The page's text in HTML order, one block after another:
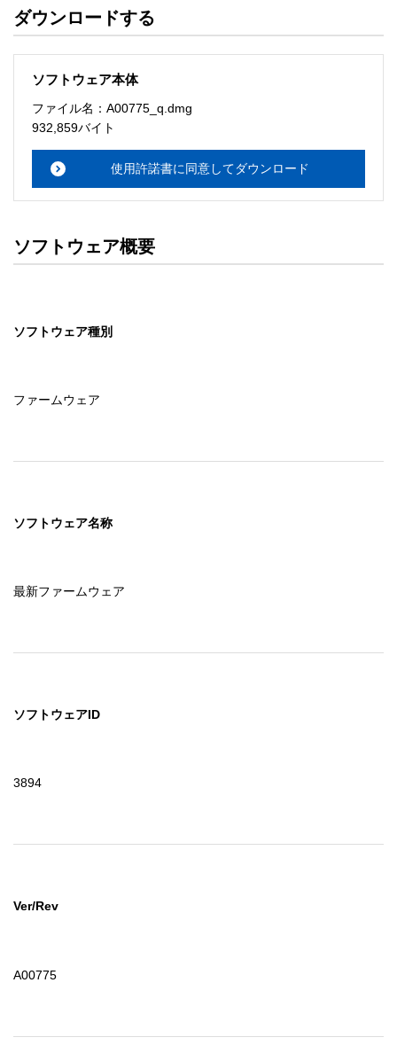
・ソフトウェアを改変、またはリバースエンジニアリング
ソフトウェアのサポート
・本サーバでは、ユーザーサポートは行いません。搭載ソ
メーションセンターまでお願い
ルをお読み下さい。
ソフトウェアの保証範囲
・ソフトウェアのダウンロード・導入はお客様の責任にお
セイコーエプソン株式会社に帰属します。
ダウンロードする
ソフトウェア本体
ファイル名：A00775_q.dmg
932,859バイト
使用許諾書に同意してダウンロード
ソフトウェア概要
ソフトウェア種別
ファームウェア
ソフトウェア名称
最新ファームウェア
ソフトウェアID
3894
Ver/Rev
A00775